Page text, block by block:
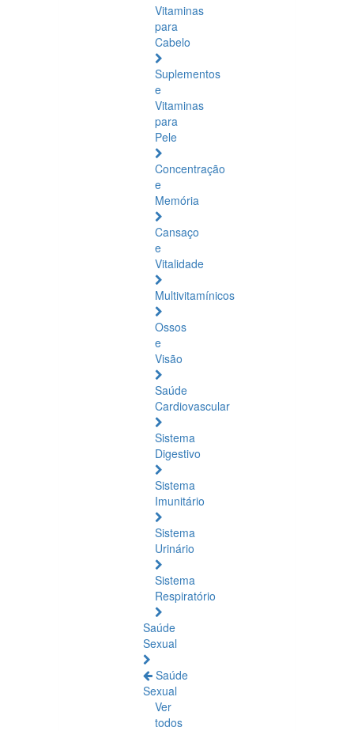
Vitaminas
para
Cabelo
Suplementos
e
Vitaminas
para
Pele
Concentração
e
Memória
Cansaço
e
Vitalidade
Multivitamínicos
Ossos
e
Visão
Saúde
Cardiovascular
Sistema
Digestivo
Sistema
Imunitário
Sistema
Urinário
Sistema
Respiratório
Saúde
Sexual
Saúde
Sexual
Ver
todos